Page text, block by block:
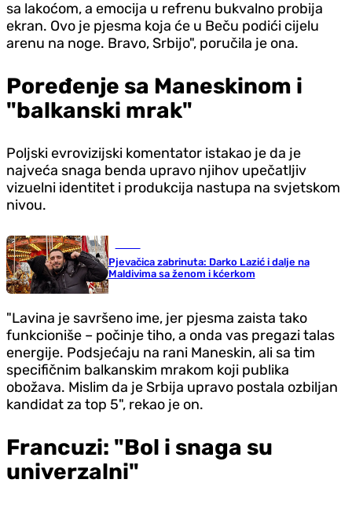
sa lakoćom, a emocija u refrenu bukvalno probija
ekran. Ovo je pjesma koja će u Beču podići cijelu
arenu na noge. Bravo, Srbijo", poručila je ona.
Poređenje sa Maneskinom i
"balkanski mrak"
Poljski evrovizijski komentator istakao je da je
najveća snaga benda upravo njihov upečatljiv
vizuelni identitet i produkcija nastupa na svjetskom
nivou.
Pjevačica zabrinuta: Darko Lazić i dalje na
Maldivima sa ženom i kćerkom
"Lavina je savršeno ime, jer pjesma zaista tako
funkcioniše – počinje tiho, a onda vas pregazi talas
energije. Podsjećaju na rani Maneskin, ali sa tim
specifičnim balkanskim mrakom koji publika
obožava. Mislim da je Srbija upravo postala ozbiljan
kandidat za top 5", rekao je on.
Francuzi: "Bol i snaga su
univerzalni"